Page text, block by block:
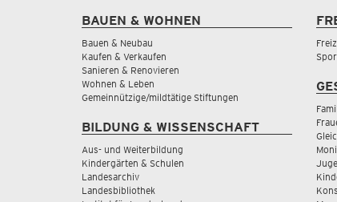
BAUEN & WOHNEN
Bauen & Neubau
Kaufen & Verkaufen
Sanieren & Renovieren
Wohnen & Leben
Gemeinnützige/mildtätige Stiftungen
BILDUNG & WISSENSCHAFT
Aus- und Weiterbildung
Kindergärten & Schulen
Landesarchiv
Landesbibliothek